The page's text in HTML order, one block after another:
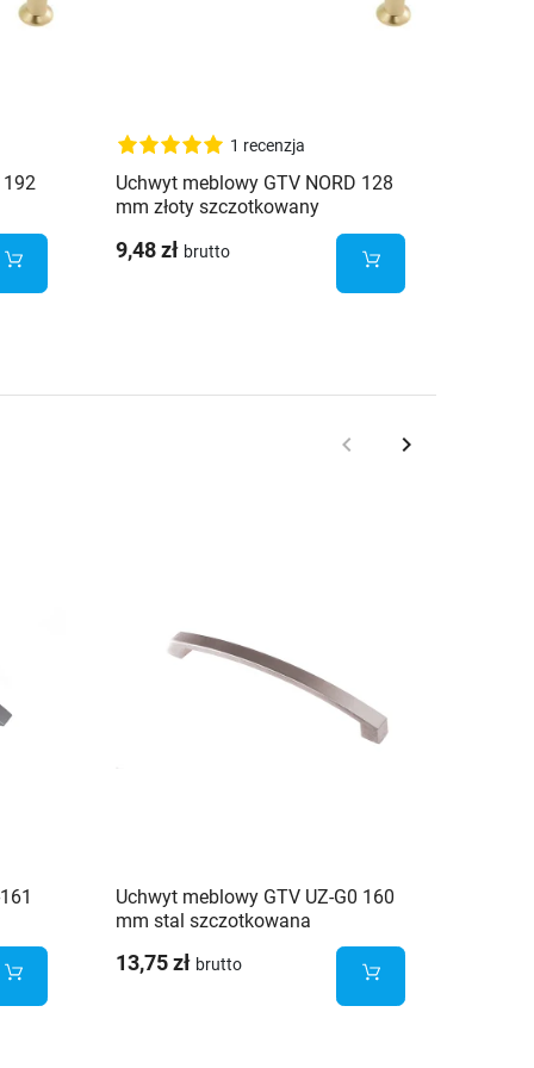
192
1 recenzja
Uchwyt meblowy GTV NORD 128
mm złoty szczotkowany
9,48 zł brutto
Poprzedni
keyboard_arrow_left Następny
keyboard_arrow_right
Uchwyt meblowy GTV UZ-G0 160
mm stal szczotkowana
13,75 zł brutto